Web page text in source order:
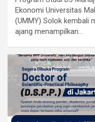
Ekonomi Universitas
(UMMY) Solok kembali
ajang menampilkan…